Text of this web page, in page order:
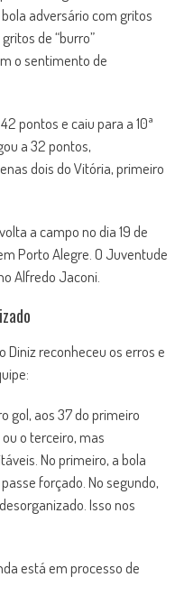
adversário com gritos
de “burro”
o sentimento de
pontos e caiu para a 10ª
a 32 pontos,
dois do Vitória, primeiro
a campo no dia 19 de
Porto Alegre. O Juventude
Alfredo Jaconi.
Diniz reconheceu os erros e
gol, aos 37 do primeiro
o terceiro, mas
No primeiro, a bola
forçado. No segundo,
Isso nos
está em processo de